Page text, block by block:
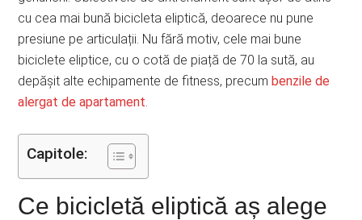
cu cea mai bună bicicleta eliptică, deoarece nu pune
presiune pe articulații. Nu fără motiv, cele mai bune
biciclete eliptice, cu o cotă de piață de 70 la sută, au
depășit alte echipamente de fitness, precumbenzile de
alergat de apartament.
Capitole:
Ce bicicletă eliptică aș alege